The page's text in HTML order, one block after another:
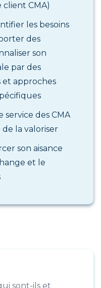
CMA)
les besoins
des
son
par des
approches
des CMA
la valoriser
son aisance
et le
sont-ils et